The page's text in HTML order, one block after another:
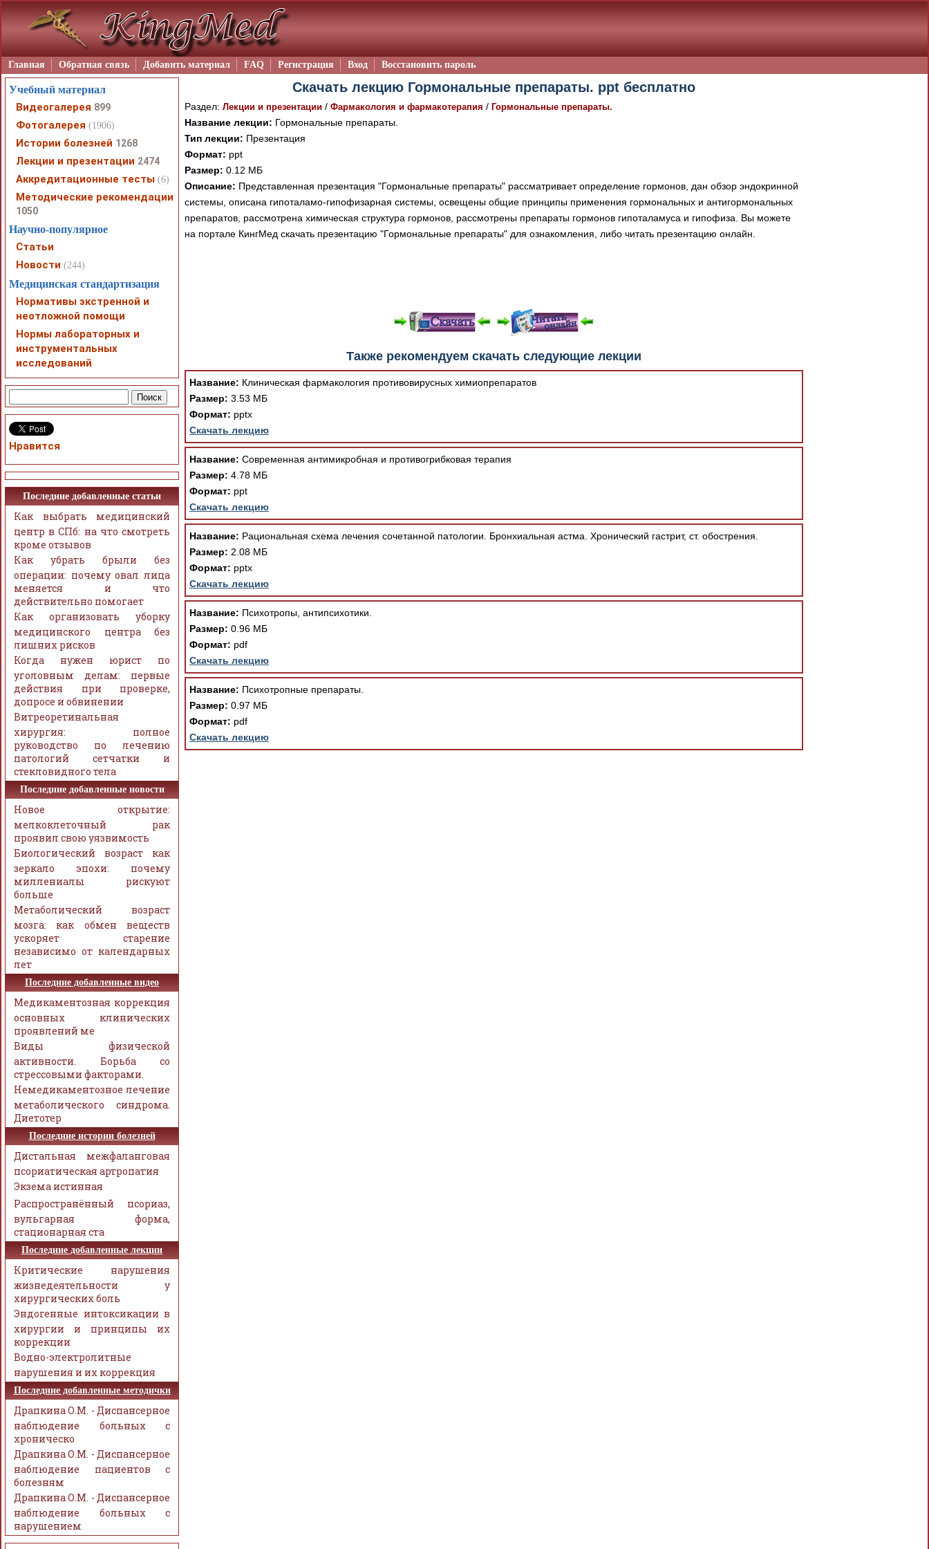
Главная Обратная связь Добавить материал FAQ Регистрация Вход Восстановить пароль
Скачать лекцию Гормональные препараты. ppt бесплатно
Раздел: Лекции и презентации / Фармакология и фармакотерапия / Гормональные препараты.
Название лекции: Гормональные препараты.
Тип лекции: Презентация
Формат: ppt
Размер: 0.12 МБ
Описание: Представленная презентация "Гормональные препараты" рассматривает определение гормонов, дан обзор эндокринной
системы, описана гипоталамо-гипофизарная системы, освещены общие принципы применения гормональных и антигормональных
препаратов, рассмотрена химическая структура гормонов, рассмотрены препараты гормонов гипоталамуса и гипофиза. Вы можете
на портале КингМед скачать презентацию "Гормональные препараты" для ознакомления, либо читать презентацию онлайн.
При просмотре в режиме "Читать онлайн" возможны различные ошибки отображения документа в результате отсутствия
поддержки Вашим браузером шрифтов и изменения размеров исходных шаблонов. При скачивании документа данная
ошибка устраняется Вашим программным обеспечением автоматически.
Также рекомендуем скачать следующие лекции
Название: Клиническая фармакология противовирусных химиопрепаратов
Размер: 3.53 МБ
Формат: pptx
Скачать лекцию
Название: Современная антимикробная и противогрибковая терапия
Размер: 4.78 МБ
Формат: ppt
Скачать лекцию
Название: Рациональная схема лечения сочетанной патологии. Бронхиальная астма. Хронический гастрит, ст. обострения.
Размер: 2.08 МБ
Формат: pptx
Скачать лекцию
Название: Психотропы, антипсихотики.
Размер: 0.96 МБ
Формат: pdf
Скачать лекцию
Название: Психотропные препараты.
Размер: 0.97 МБ
Формат: pdf
Скачать лекцию
Учебный материал
Видеогалерея 899
Фотогалерея (1906)
Истории болезней 1268
Лекции и презентации 2474
Аккредитационные тесты (6)
Методические рекомендации
1050
Научно-популярное
Статьи
Новости (244)
Медицинская стандартизация
Нормативы экстренной и
неотложной помощи
Нормы лабораторных и
инструментальных
исследований
Нравится
Последние добавленные статьи
Как выбрать медицинский
центр в СПб: на что смотреть
кроме отзывов
Как убрать брыли без
операции: почему овал лица
меняется и что
действительно помогает
Как организовать уборку
медицинского центра без
лишних рисков
Когда нужен юрист по
уголовным делам: первые
действия при проверке,
допросе и обвинении
Витреоретинальная
хирургия: полное
руководство по лечению
патологий сетчатки и
стекловидного тела
Последние добавленные новости
Новое открытие:
мелкоклеточный рак
проявил свою уязвимость
Биологический возраст как
зеркало эпохи: почему
миллениалы рискуют
больше
Метаболический возраст
мозга: как обмен веществ
ускоряет старение
независимо от календарных
лет
Последние добавленные видео
Медикаментозная коррекция
основных клинических
проявлений ме
Виды физической
активности. Борьба со
стрессовыми факторами.
Немедикаментозное лечение
метаболического синдрома.
Диетотер
Последние истории болезней
Дистальная межфаланговая
псориатическая артропатия
Экзема истинная
Распространённый псориаз,
вульгарная форма,
стационарная ста
Последние добавленные лекции
Критические нарушения
жизнедеятельности у
хирургических боль
Эндогенные интоксикации в
хирургии и принципы их
коррекции
Водно-электролитные
нарушения и их коррекция
Последние добавленные методички
Драпкина О.М. - Диспансерное
наблюдение больных с
хроническо
Драпкина О.М. - Диспансерное
наблюдение пациентов с
болезням
Драпкина О.М. - Диспансерное
наблюдение больных с
нарушением